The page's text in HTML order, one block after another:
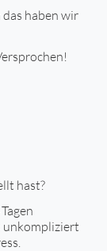
haben wir
hast?
unkompliziert